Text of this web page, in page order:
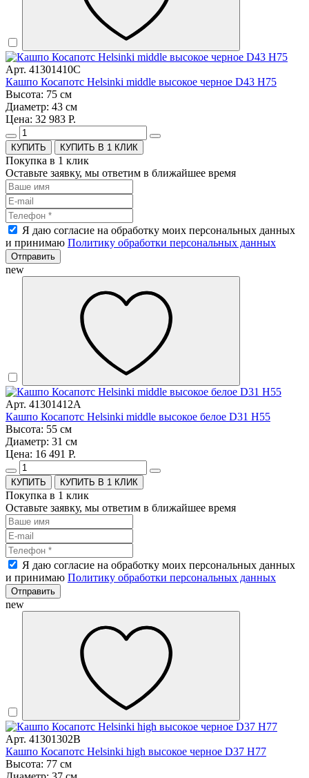
Арт. 41301410C
Кашпо Косапотс Helsinki middle высокое черное D43 H75
Высота: 75 см
Диаметр: 43 см
Цена: 32 983 Р.
КУПИТЬ В 1 КЛИК
Покупка в 1 клик
Оставьте заявку, мы ответим в ближайшее время
Я даю согласие на обработку моих персональных данных
и принимаю Политику обработки персональных данных
Отправить
new
Арт. 41301412A
Кашпо Косапотс Helsinki middle высокое белое D31 H55
Высота: 55 см
Диаметр: 31 см
Цена: 16 491 Р.
КУПИТЬ В 1 КЛИК
Покупка в 1 клик
Оставьте заявку, мы ответим в ближайшее время
Я даю согласие на обработку моих персональных данных
и принимаю Политику обработки персональных данных
Отправить
new
Арт. 41301302B
Кашпо Косапотс Helsinki high высокое черное D37 H77
Высота: 77 см